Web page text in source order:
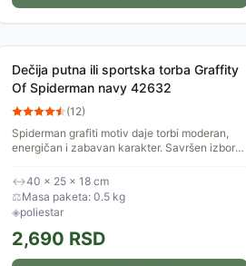
Dečija putna ili sportska torba Graffity
Of Spiderman navy 42632
(12)
Spiderman grafiti motiv daje torbi moderan,
energičan i zabavan karakter. Savršen izbor
Marvel...
↔40 × 25 × 18 cm
⚖Masa paketa: 0.5 kg
◈poliestar
2,690 RSD